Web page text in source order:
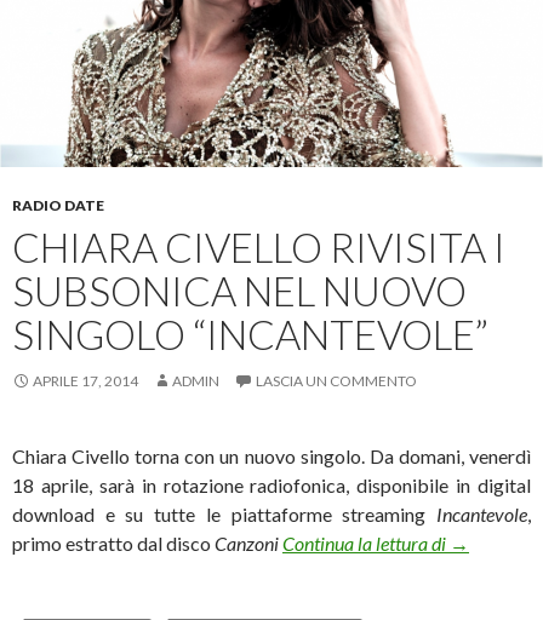
RADIO DATE
CHIARA CIVELLO RIVISITA I
SUBSONICA NEL NUOVO
SINGOLO “INCANTEVOLE”
APRILE 17, 2014 ADMIN LASCIA UN COMMENTO
Chiara Civello torna con un nuovo singolo. Da domani, venerdì
18 aprile, sarà in rotazione radiofonica, disponibile in digital
download e su tutte le piattaforme streaming Incantevole
primo estratto dal disco CanzoniContinua la lettura di Chiara
→